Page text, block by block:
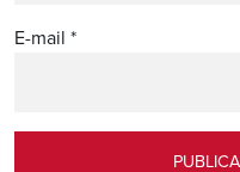
E-mail *